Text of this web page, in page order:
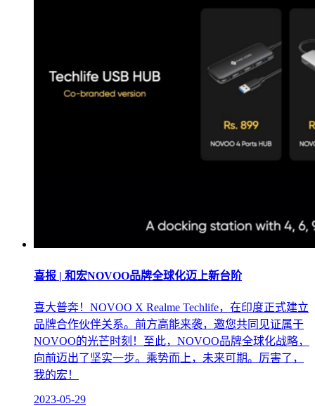
喜报 | 和宏NOVOO品牌全球化迈上新台阶
喜大普奔！NOVOO X Realme Techlife，在印度正式建立
品牌合作伙伴关系。前方高能来袭，邀您共同见证属于
NOVOO的光芒时刻！至此，NOVOO品牌全球化战略，
向前迈出了坚实一步。乘势而上，未来可期。厉害了，
我的宏！
2023-05-29